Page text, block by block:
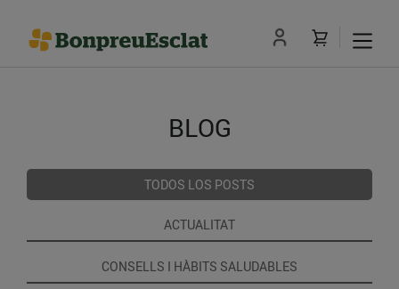
BLOG
TODOS LOS POSTS
ACTUALITAT
CONSELLS I HÀBITS SALUDABLES